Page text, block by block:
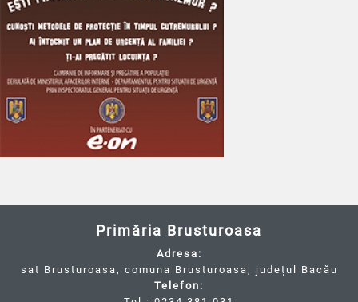
Primăria Brusturoasa
Adresa:
sat Brusturoasa, comuna Brusturoasa, județul Bacău
Telefon: